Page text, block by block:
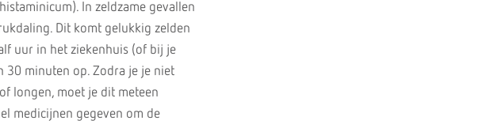
In zeldzame gevallen
Dit komt gelukkig zelden
uur in het ziekenhuis (of bij je
30 minuten op. Zodra je je niet
longen, moet je dit meteen
medicijnen gegeven om de